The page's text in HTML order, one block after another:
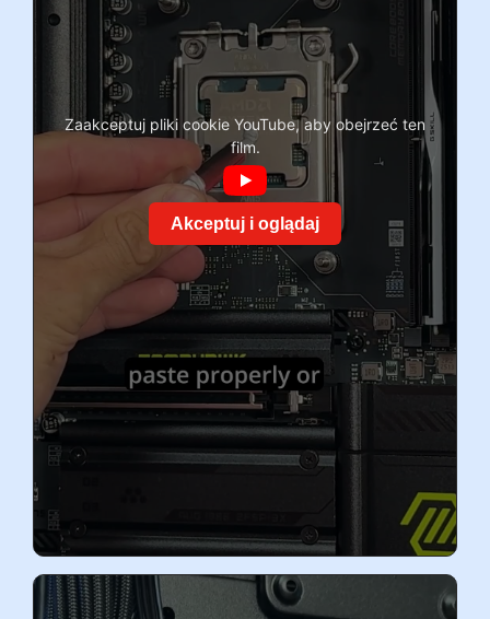
Zaakceptuj pliki cookie YouTube, aby obejrzeć ten
film.
Akceptuj i oglądaj